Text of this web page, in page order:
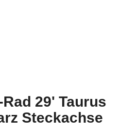
29' Taurus
Steckachse